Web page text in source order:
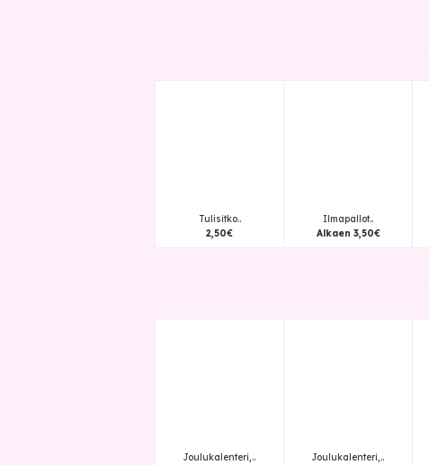
Tulisitko..
2,50€
Ilmapallot..
Alkaen 3,50€
Joulukalenteri,..
Joulukalenteri,..